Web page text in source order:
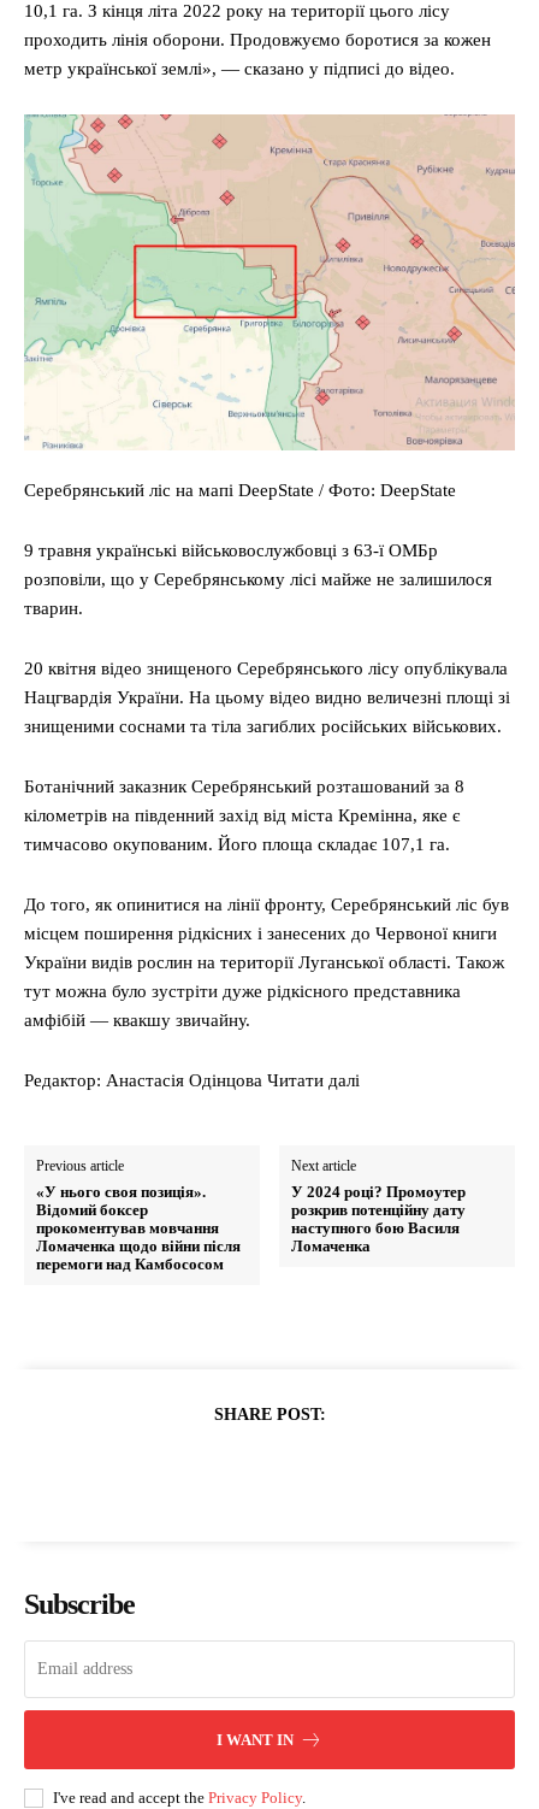
10,1 га. З кінця літа 2022 року на території цього лісу
проходить лінія оборони. Продовжуємо боротися за кожен
метр української землі», — сказано у підписі до відео.
Серебрянський ліс на мапі DeepState / Фото: DeepState
9 травня українські військовослужбовці з 63-ї ОМБр
розповіли, що у Серебрянському лісі майже не залишилося
тварин.
20 квітня відео знищеного Серебрянського лісу опублікувала
Нацгвардія України. На цьому відео видно величезні площі зі
знищеними соснами та тіла загиблих російських військових.
Ботанічний заказник Серебрянський розташований за 8
кілометрів на південний захід від міста Кремінна, яке є
тимчасово окупованим. Його площа складає 107,1 га.
До того, як опинитися на лінії фронту, Серебрянський ліс був
місцем поширення рідкісних і занесених до Червоної книги
України видів рослин на території Луганської області. Також
тут можна було зустріти дуже рідкісного представника
амфібій — квакшу звичайну.
Редактор: Анастасія Одінцова Читати далі
Previous article
«У нього своя позиція».
Відомий боксер
прокоментував мовчання
Ломаченка щодо війни після
перемоги над Камбососом
Next article
У 2024 році? Промоутер
розкрив потенційну дату
наступного бою Василя
Ломаченка
SHARE POST:
Subscribe
I WANT IN
I've read and accept the Privacy Policy.